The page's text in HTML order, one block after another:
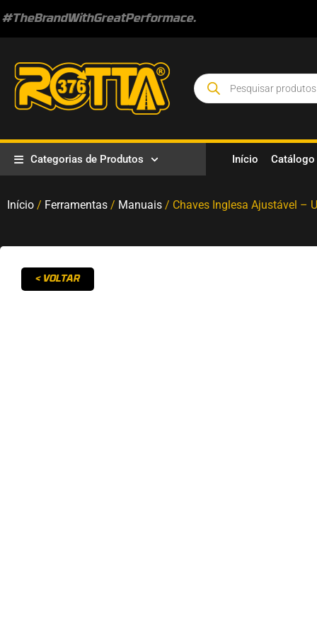
#TheBrandWithGreatPerformace.
Categorias de Produtos Início Catálogo
Início / Ferramentas / Manuais / Chaves Inglesa Ajustável –
< VOLTAR